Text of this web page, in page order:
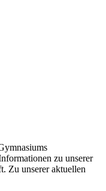
zu unserer
Zu unserer aktuellen